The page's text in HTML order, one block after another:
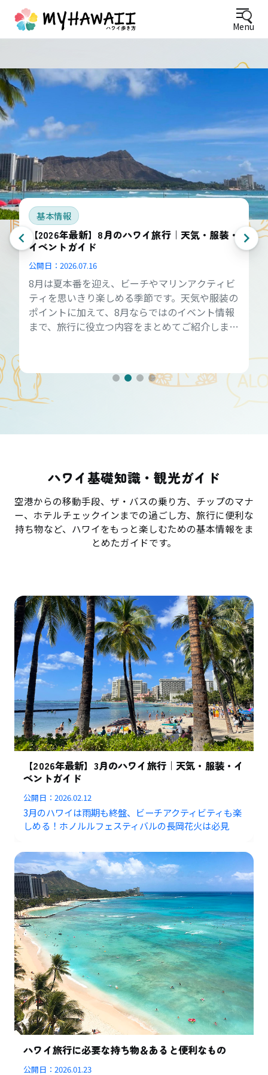
Menu
基本情報
【2026年最新】8月のハワイ旅行｜天気・服装・
イベントガイド
公開日： 2026.07.16
8月は夏本番を迎え、ビーチやマリンアクティビ
ティを思いきり楽しめる季節です。天気や服装の
ポイントに加えて、8月ならではのイベント情報
まで、旅行に役立つ内容をまとめてご紹介しま
ハワイ基礎知識・観光ガイド
空港からの移動手段、ザ・バスの乗り方、チップのマナ
ー、ホテルチェックインまでの過ごし方、旅行に便利な
持ち物など、ハワイをもっと楽しむための基本情報をま
とめたガイドです。
【2026年最新】3月のハワイ旅行｜天気・服装・イ
ベントガイド
公開日：2026.02.12
3月のハワイは雨期も終盤、ビーチアクティビティも楽
しめる！ホノルルフェスティバルの長岡花火は必見
ハワイ旅行に必要な持ち物＆あると便利なもの
公開日：2026.01.23